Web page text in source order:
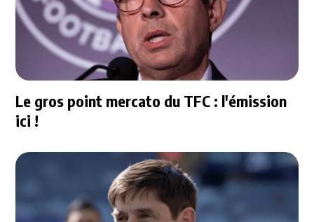
Le gros point mercato du TFC : l'émission
ici !